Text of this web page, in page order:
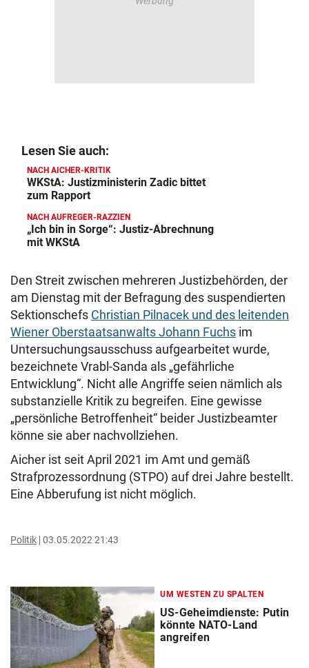
Lesen Sie auch:
NACH AICHER-KRITIK
WKStA: Justizministerin Zadic bittet
zum Rapport
NACH AUFREGER-RAZZIEN
„Ich bin in Sorge“: Justiz-Abrechnung
mit WKStA
Den Streit zwischen mehreren Justizbehörden, der
am Dienstag mit der Befragung des suspendierten
Sektionschefs Christian Pilnacek und des leitenden
Wiener Oberstaatsanwalts Johann Fuchs im
Untersuchungsausschuss aufgearbeitet wurde,
bezeichnete Vrabl-Sanda als „gefährliche
Entwicklung“. Nicht alle Angriffe seien nämlich als
substanzielle Kritik zu begreifen. Eine gewisse
„persönliche Betroffenheit“ beider Justizbeamter
könne sie aber nachvollziehen.
Aicher ist seit April 2021 im Amt und gemäß
Strafprozessordnung (STPO) auf drei Jahre bestellt.
Eine Abberufung ist nicht möglich.
Politik 03.05.2022 21:43
UM WESTEN ZU SPALTEN
US-Geheimdienste: Putin
könnte NATO-Land
angreifen